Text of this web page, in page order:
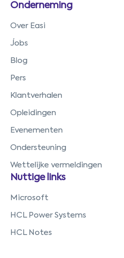
Onderneming
Over Easi
Jobs
Blog
Pers
Klantverhalen
Opleidingen
Evenementen
Ondersteuning
Wettelijke vermeldingen
Nuttige links
Microsoft
HCL Power Systems
HCL Notes